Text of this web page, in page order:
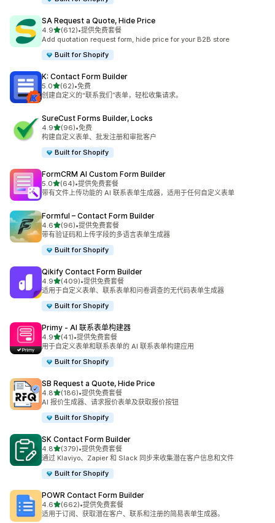
SA Request a Quote, Hide Price
4.9星（满分 5 星）
(612)
总共 612 条评论
•提供免费套餐
Add quotation request form, hide price for your B2B store
Built for Shopify
K: Contact Form Builder
5.0星（满分 5 星）
(62)
总共 62 条评论
•免费
创建自定义的“联系我们”表单，轻松收集请求。
SureCust Forms Builder, Locks
4.9星（满分 5 星）
(96)
总共 96 条评论
•免费
构建自定义表单、批发注册和审批客户
Built for Shopify
FormCRM AI Custom Form Builder
5.0星（满分 5 星）
(64)
总共 64 条评论
•提供免费套餐
带有文件上传功能的 AI 联系表单生成器，适用于任何自定义表单
Formful – Contact Form Builder
4.6星（满分 5 星）
(96)
总共 96 条评论
•提供免费套餐
带有验证码和上传字段的多语言表单生成器
Built for Shopify
Qikify Contact Form Builder
4.9星（满分 5 星）
(409)
总共 409 条评论
•提供免费套餐
适用于自定义表单、联系表单和问卷调查的无代码表单生成器
Built for Shopify
Primy ‑ AI 联系表单构建器
4.9星（满分 5 星）
(41)
总共 41 条评论
•提供免费套餐
用于自定义表单和联系表单的 AI 联系表单构建应用
Built for Shopify
SB Request a Quote, Hide Price
4.8星（满分 5 星）
(186)
总共 186 条评论
•提供免费套餐
AI 报价生成器、请求报价表单及获取报价按钮
Built for Shopify
SK Contact Form Builder
4.8星（满分 5 星）
(379)
总共 379 条评论
•提供免费套餐
通过 Klaviyo、Zapier 和 Slack 同步来收集潜在客户信息和文件
Built for Shopify
POWR Contact Form Builder
4.6星（满分 5 星）
(662)
总共 662 条评论
•提供免费套餐
适用于订阅、获取潜在客户、联系和注册的简易表单生成器。